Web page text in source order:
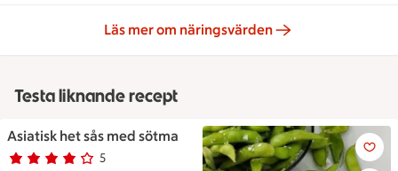
Läs mer om näringsvärden
Testa liknande recept
Asiatisk het sås med sötma
Betyg 4 av 5.
5
5 personer har röstat
Asiatisk het sås med sötma